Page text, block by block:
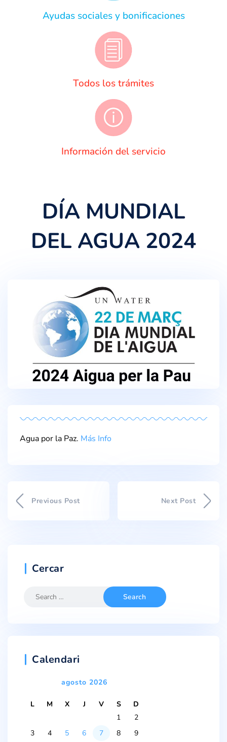
Ayudas sociales y bonificaciones
Todos los trámites
Información del servicio
DÍA MUNDIAL
DEL AGUA 2024
Agua por la Paz. Más Info
Previous Post Next Post
Cercar
Calendari
agosto 2026
L M X J V S
D
1
2
3
4 5 6 7 8 9